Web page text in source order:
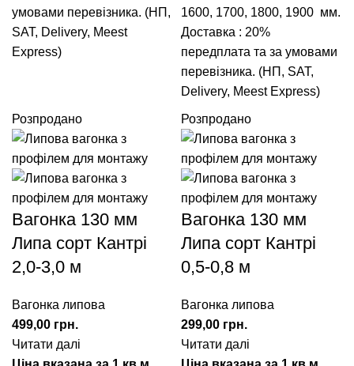
умовами перевізника. (НП,
SAT, Delivery, Meest
Express)
1600, 1700, 1800, 1900 мм.
Доставка : 20%
передплата та за умовами
перевізника. (НП, SAT,
Delivery, Meest Express)
Розпродано
Вагонка 130 мм
Липа сорт Кантрі
2,0-3,0 м
Вагонка липова
499,00 грн.
Читати далі
Розпродано
Вагонка 130 мм
Липа сорт Кантрі
0,5-0,8 м
Вагонка липова
299,00 грн.
Читати далі